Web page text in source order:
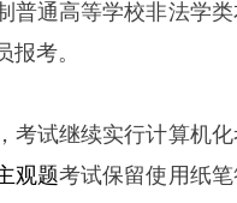
普通高等学校非法学
报考。
考试继续实行计算机
观题考试保留使用纸